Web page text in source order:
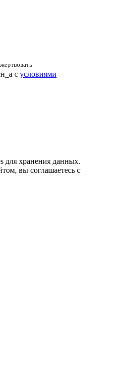
c условиями
для хранения данных.
вы соглашаетесь с